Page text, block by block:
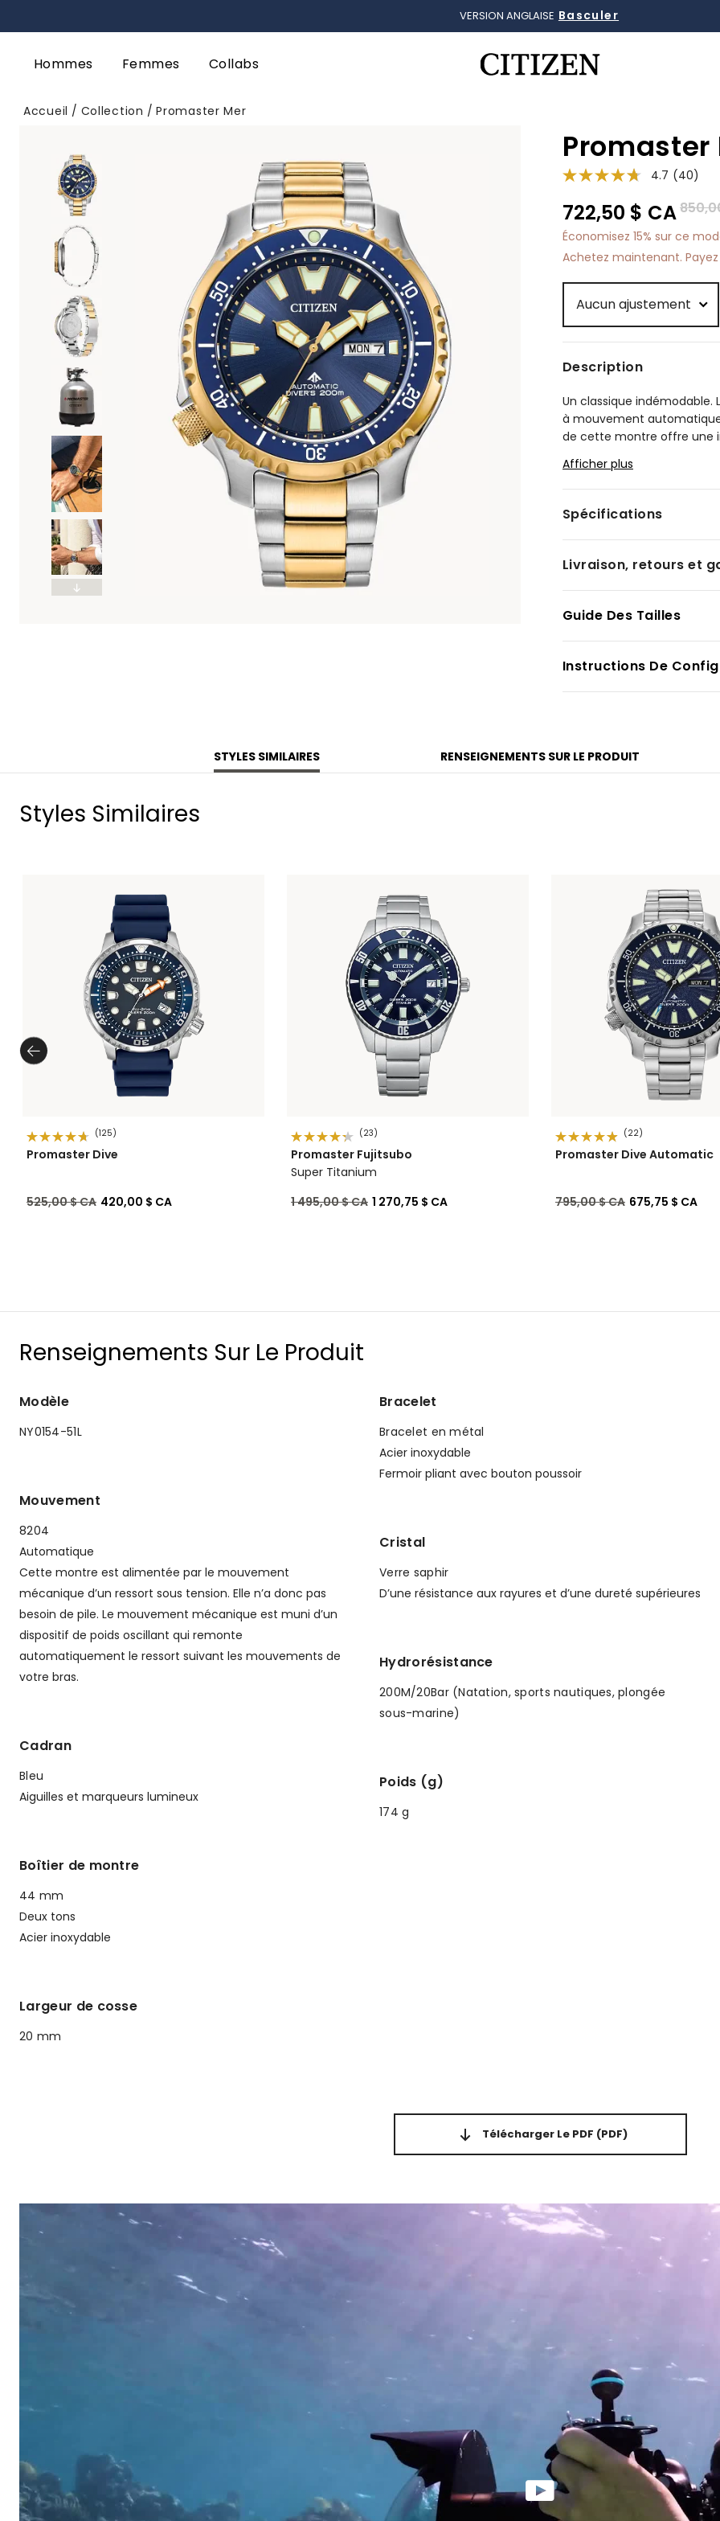
LIVRAISON GRATUITE, RETOURS SANS FRAIS
Hommes Femmes Collabs
Accueil Collection Promaster Mer
4.7 (40)
Prix
722,50 $ CA
Économisez 15% sur ce
Achetez maintenant.
Description
Un classique
à mouvement
de cette montre offre une
de montres. Ce modèle se
saphir antireflet ainsi que
argent et or. La lunette
aluminium facilitant la
marqueurs luminescents.
jusqu’à 200 mètres, est
Modèle #:NY0154-51L
Afficher plus
Spécifications
Livraison, retours et
Guide Des Tailles
Instructions De
STYLES SIMILAIRES RENSEIGNEMENTS SUR LE PRODUIT
Styles Similaires
(125)
Promaster Dive
Prix réduit de
525,00 $ CAà420,00 $ CA
(23)
Promaster Fujitsubo
Super Titanium
Prix réduit de
1 495,00 $ CAà1 270,75 $ CA
(22)
Promaster Dive Automatic
Prix réduit de
795,00 $ CAà675,75 $ CA
Renseignements Sur Le Produit
Modèle
NY0154-51L
Mouvement
8204
Automatique
Cette montre est alimentée par le mouvement
mécanique d’un ressort sous tension. Elle n’a donc pas
besoin de pile. Le mouvement mécanique est muni d’un
dispositif de poids oscillant qui remonte
automatiquement le ressort suivant les mouvements de
votre bras.
Cadran
Bleu
Aiguilles et marqueurs lumineux
Boîtier de montre
44 mm
Deux tons
Acier inoxydable
Largeur de cosse
20 mm
Bracelet
Bracelet en métal
Acier inoxydable
Fermoir pliant avec bouton poussoir
Cristal
Verre saphir
D’une résistance aux rayures et d’une dureté supérieures
Hydrorésistance
200M/20Bar (Natation, sports nautiques, plongée
sous-marine)
Poids (g)
174 g
Télécharger Le PDF (PDF)
Ajouté à Gérer la liste